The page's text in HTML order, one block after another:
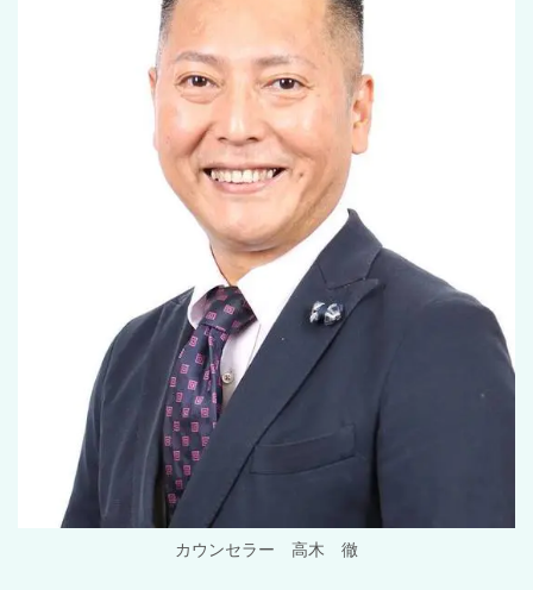
カウンセラー 高木 徹